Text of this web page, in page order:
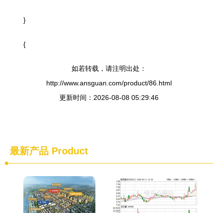
}
{
如若转载，请注明出处：
http://www.ansguan.com/product/86.html
更新时间：2026-08-08 05:29:46
最新产品 Product